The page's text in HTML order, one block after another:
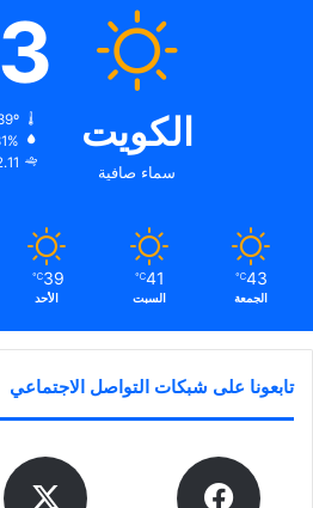
الإجراءات القانونية اللازمة
بحقهم. وأعرب معالي وزير
الداخلية بالوكالة الشيخ فهد
اليوسف الصباح ووكيل وزارة
الداخلية بالتكليف الفريق الشيخ
سالم النواف الصباح عن
شكرهما وتقديرهما لرجال
المخدرات ومنتسبي الإدارة
العامة للجمارك على جهودهم
المخلصة في التصدي بكل قوة
وترويجها بين أبناء المجتمع،
على التصدي لكل محاولات
حزم للمهربين والمروجين لمثل
هذه المواد الممنوعة
الكويت
سماء صافية
43º - 39º
2.11
43
℃
الجمعة
41
℃
السبت
39
℃
الأحد
تابعونا على شبكات التواصل الاجتماعي